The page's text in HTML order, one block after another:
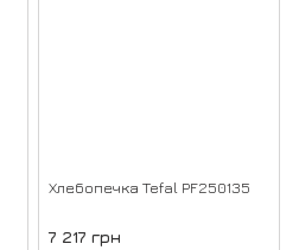
Хлебопечка Tefal PF250135
7 217 грн